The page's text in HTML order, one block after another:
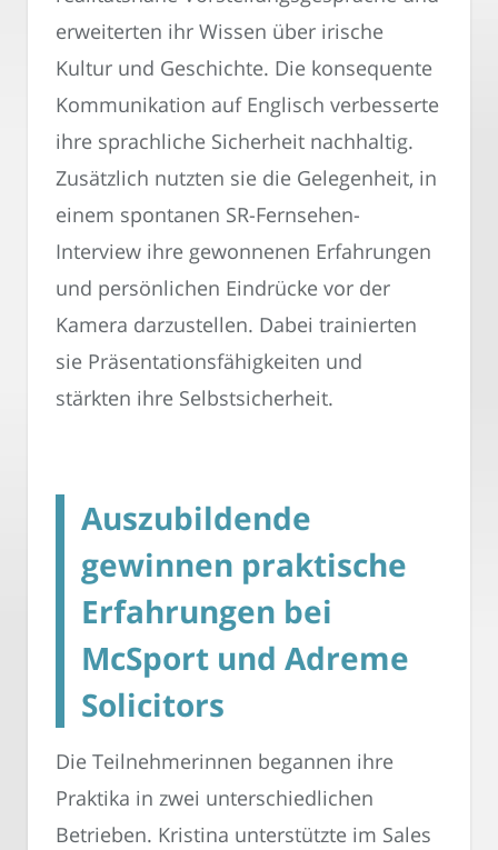
erweiterten ihr Wissen über irische
Kultur und Geschichte. Die konsequente
Kommunikation auf Englisch verbesserte
ihre sprachliche Sicherheit nachhaltig.
Zusätzlich nutzten sie die Gelegenheit, in
einem spontanen SR-Fernsehen-
Interview ihre gewonnenen Erfahrungen
und persönlichen Eindrücke vor der
Kamera darzustellen. Dabei trainierten
sie Präsentationsfähigkeiten und
stärkten ihre Selbstsicherheit.
Auszubildende
gewinnen praktische
Erfahrungen bei
McSport und Adreme
Solicitors
Die Teilnehmerinnen begannen ihre
Praktika in zwei unterschiedlichen
Betrieben. Kristina unterstützte im Sales